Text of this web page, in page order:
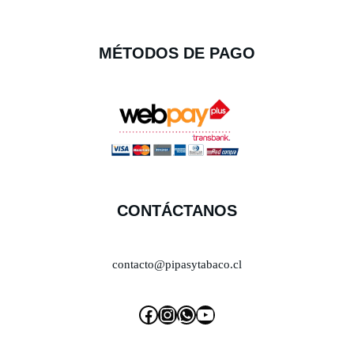
MÉTODOS DE PAGO
CONTÁCTANOS
contacto@pipasytabaco.cl